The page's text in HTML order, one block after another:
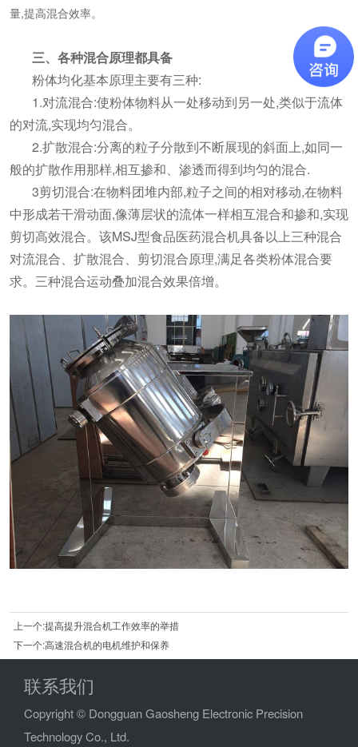
量,提高混合效率。
三、各种混合原理都具备
粉体均化基本原理主要有三种:
1.对流混合:使粉体物料从一处移动到另一处,类似于流体
的对流,实现均匀混合。
2.扩散混合:分离的粒子分散到不断展现的斜面上,如同一
般的扩散作用那样,相互掺和、渗透而得到均匀的混合.
3剪切混合:在物料团堆内部,粒子之间的相对移动,在物料
中形成若干滑动面,像薄层状的流体一样相互混合和掺和,实现
剪切高效混合。该MSJ型食品医药混合机具备以上三种混合
对流混合、扩散混合、剪切混合原理,满足各类粉体混合要
求。三种混合运动叠加混合效果倍增。
上一个:提高提升混合机工作效率的举措
下一个:高速混合机的电机维护和保养
联系我们
Copyright © Dongguan Gaosheng Electronic Precision
Technology Co., Ltd.